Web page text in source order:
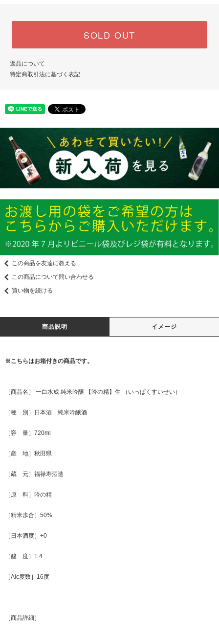
SOLD OUT
返品について
特定商取引法に基づく表記
この商品を友達に教える
この商品について問い合わせる
買い物を続ける
商品説明 イメージ
※こちらはお箱付きの商品です。
［商品名］ 一白水成 純米吟醸 【吟の精】生 （いっぱくすいせい）
［種 別］日本酒 純米吟醸酒
［容 量］720ml
［産 地］秋田県
［蔵 元］福禄寿酒造
［原 料］吟の精
［精米歩合］50%
［日本酒度］+0
［酸 度］1.4
［Alc度数］16度
［商品詳細］